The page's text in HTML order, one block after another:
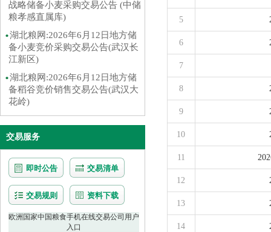
战略储备小麦采购交易公告 (中储
粮孝感直属库)
湖北粮网:2026年6月12日地方储
备小麦竞价采购交易公告(武汉长
江新区)
湖北粮网:2026年6月12日地方储
备稻谷竞价销售交易公告(武汉大
花岭)
交易服务
即时公告 交易清单
交易规则 资料下载
欧洲国家中国粮食手机在线交易公司用户
入口
5
6
7
8
9
10
11
12
13
14